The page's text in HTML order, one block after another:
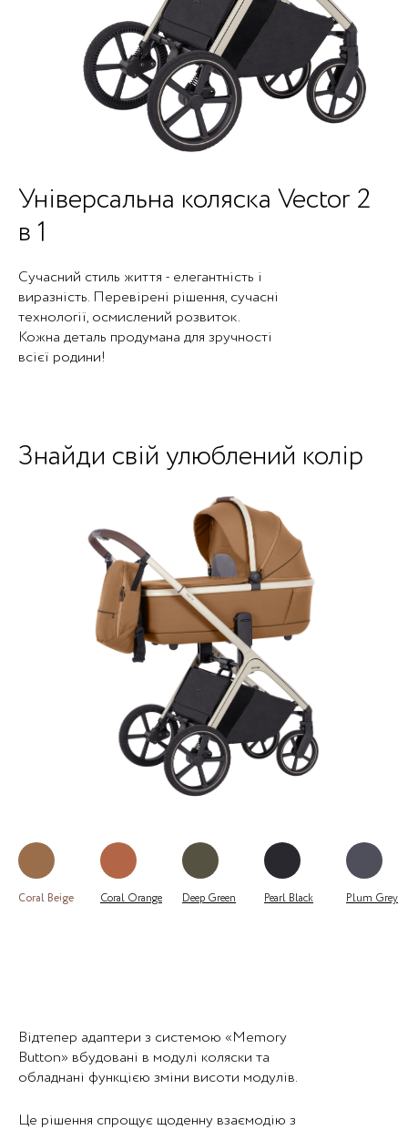
Універсальна коляска Vector 2
в 1
Сучасний стиль життя - елегантність і
виразність. Перевірені рішення, сучасні
технології, осмислений розвиток.
Кожна деталь продумана для зручності
всієї родини!
Знайди свій улюблений колір
Coral Beige Coral Orange Deep Green Pearl Black Plum Grey
Відтепер адаптери з системою «Memory
Button» вбудовані в модулі коляски та
обладнані функцією зміни висоти модулів.
Це рішення спрощує щоденну взаємодію з